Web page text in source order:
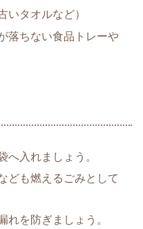
いタオルなど）
落ちない食品トレーや
へ入れましょう。
ども燃えるごみとして
れを防ぎましょう。